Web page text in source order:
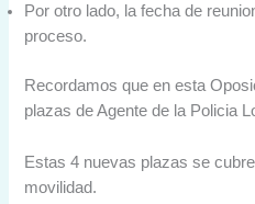
Por otro lado, la fecha de
proceso.
Recordamos que en esta
plazas de Agente de la Policia
Estas 4 nuevas plazas se
movilidad.